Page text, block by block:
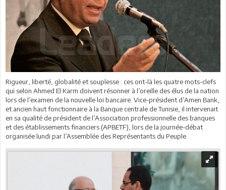
Rigueur, liberté, globalité et souplesse : ces ont-là les quatre mots-clefs
qui selon Ahmed El Karm doivent résonner à l’oreille des élus de la nation
lors de l’examen de la nouvelle loi bancaire. Vice-président d’Amen Bank,
et ancien haut fonctionnaire à la Banque centrale de Tunisie, il intervenait
en sa qualité de président de l’Association professionnelle des banques
et des établissements financiers (APBETF), lors de la journée-débat
organisée lundi par l’Assemblée des Représentants du Peuple.